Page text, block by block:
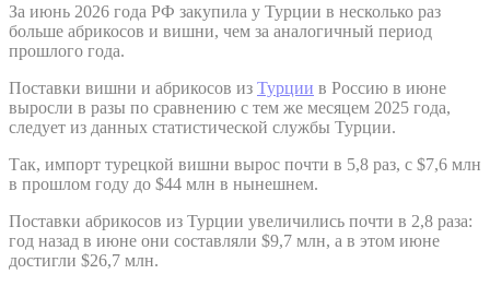
За июнь 2026 года РФ закупила у Турции в несколько раз
больше абрикосов и вишни, чем за аналогичный период
прошлого года.
Поставки вишни и абрикосов из Турции в Россию в июне
выросли в разы по сравнению с тем же месяцем 2025 года,
следует из данных статистической службы Турции.
Так, импорт турецкой вишни вырос почти в 5,8 раз, с $7,6 млн
в прошлом году до $44 млн в нынешнем.
Поставки абрикосов из Турции увеличились почти в 2,8 раза:
год назад в июне они составляли $9,7 млн, а в этом июне
достигли $26,7 млн.